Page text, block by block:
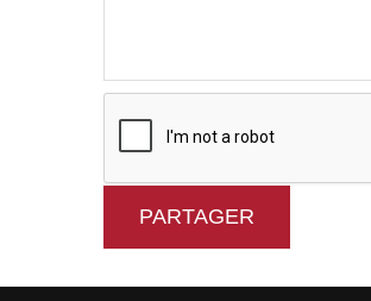
PARTAGER